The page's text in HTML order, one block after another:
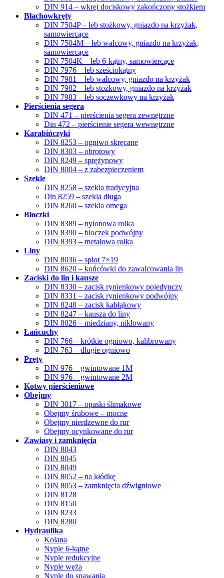
DIN 914 – wkręt dociskowy zakończony stożkiem
Blachowkręty
DIN 7504P – łeb stożkowy, gniazdo na krzyżak,
samowiercące
DIN 7504M – łeb walcowy, gniazdo na krzyżak,
samowiercące
DIN 7504K – łeb 6-kątny, samowiercące
DIN 7976 – łeb sześciokątny
DIN 7981 – łeb walcowy, gniazdo na krzyżak
DIN 7982 – łeb stożkowy, gniazdo na krzyżak
DIN 7983 – łeb soczewkowy na krzyżak
Pierścienia segera
DIN 471 – pierścienia segera zewnętrzne
Din 472 – pierścienie segera wewnętrzne
Karabińczyki
DIN 8253 – ogniwo skręcane
DIN 8303 – obrotowy
DIN 8249 – sprężynowy
DIN 8004 – z zabezpieczeniem
Szekle
DIN 8258 – szekla tradycyjna
Din 8259 – szekla długa
DIN 8260 – szekla omega
Bloczki
DIN 8389 – nylonowa rolka
DIN 8390 – bloczek podwójny
DIN 8393 – metalowa rolka
Liny
DIN 8036 – splot 7×19
DIN 8620 – końcówki do zawalcowania lin
Zaciski do lin i kausze
DIN 8330 – zacisk rynienkowy pojedynczy
DIN 8331 – zacisk rynienkowy podwójny
DIN 8248 – zacisk kabłąkowy
DIN 8247 – kausza do liny
DIN 8026 – miedziany, niklowany
Łańcuchy
DIN 766 – krótkie ogniowo, kalibrowany
DIN 763 – długie ogniowo
Pręty
DIN 976 – gwintowane 1M
DIN 976 – gwintowane 2M
Kotwy pierścieniowe
Obejmy
DIN 3017 – opaski ślimakowe
Obejmy śrubowe – mocne
Obejmy nierdzewne do rur
Obejmy ocynkowane do rur
Zawiasy i zamknięcia
DIN 8043
DIN 8045
DIN 8049
DIN 8052 – na kłódkę
DIN 8053 – zamknięcia dźwigniowe
DIN 8128
DIN 8150
DIN 8233
DIN 8280
Hydraulika
Kolana
Nyple 6-kątne
Nyple redukcyjne
Nyple węża
Nyple do spawania